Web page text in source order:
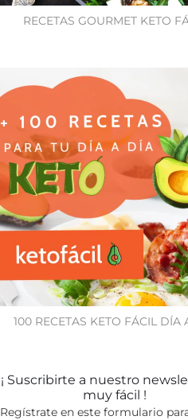
RECETAS GOURMET KETO
100 RECETAS KETO FÁCIL DÍA
¡ Suscribirte a nuestro
muy fácil !
Regístrate en este formulario